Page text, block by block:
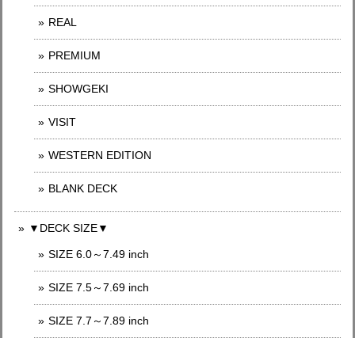
REAL
PREMIUM
SHOWGEKI
VISIT
WESTERN EDITION
BLANK DECK
▼DECK SIZE▼
SIZE 6.0～7.49 inch
SIZE 7.5～7.69 inch
SIZE 7.7～7.89 inch